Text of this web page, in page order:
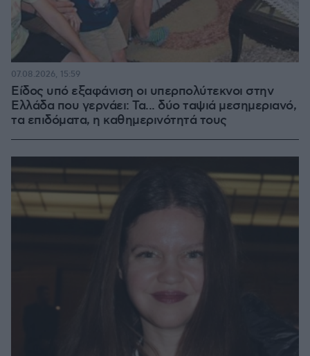
Είδος υπό εξαφάνιση οι υπερπολύτεκνοι στην
Ελλάδα που γερνάει: Τα... δύο ταψιά μεσημεριανό,
τα επιδόματα, η καθημερινότητά τους
07.08.2026, 15:59